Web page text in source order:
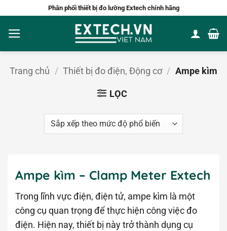
nội
dung
Phân phối thiết bị đo lường Extech chính hãng
Trang chủ / Thiết bị đo điện, Động cơ / Ampe kìm
LỌC
Ampe kìm – Clamp Meter Extech
Trong lĩnh vực điện, điện tử, ampe kìm là một
công cụ quan trọng để thực hiện công việc đo
điện. Hiện nay, thiết bị này trở thành dụng cụ